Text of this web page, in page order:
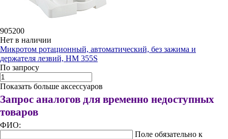
905200
Нет в наличии
Микротом ротационный, автоматический, без зажима и
держателя лезвий, HM 355S
По запросу
Показать больше аксессуаров
Запрос аналогов для временно недоступных
товаров
ФИО:
Поле обязательно к